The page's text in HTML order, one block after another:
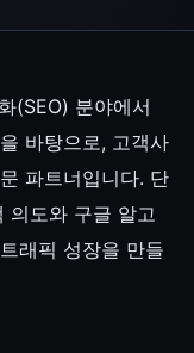
(SEO) 분야에서
바탕으로, 고객사
파트너입니다. 단
의도와 구글 알고
래픽 성장을 만들